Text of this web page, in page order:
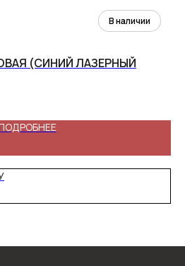
(СИНИЙ ЛАЗЕРНЫЙ